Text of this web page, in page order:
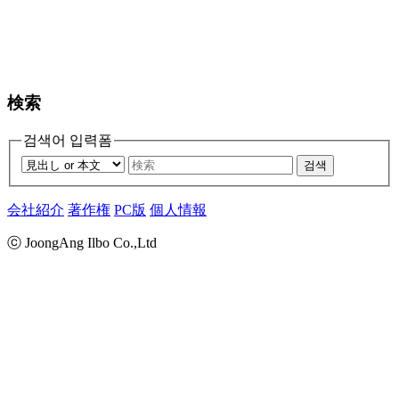
検索
검색어 입력폼
검색
会社紹介 著作権 PC版 個人情報
ⓒ JoongAng Ilbo Co.,Ltd